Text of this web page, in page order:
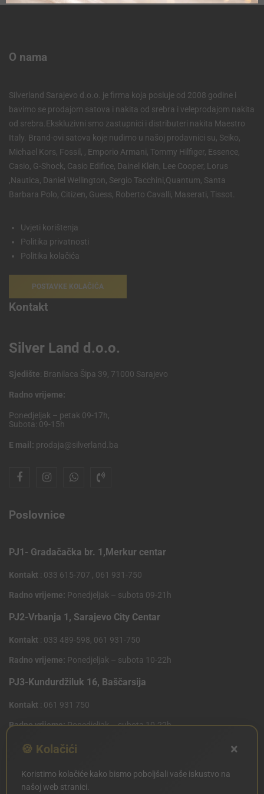
O nama
Silverland Sarajevo d.o.o. je firma koja posluje od 2008 godine i
bavimo se prodajom satova i nakita od srebra i veleprodajom nakita
od srebra.Ekskluzivni smo zastupnici i distributeri nakita Maestro
Italy. Brand-ovi satova koje nudimo u našoj prodavnici su, Seiko,
Michael Kors, Fossil, , Emporio Armani, Tommy Hilfiger, Essence,
Casio, G-Shock, Casio Edifice, Dainel Klein, Lee Cooper, Lorus
,Nautica, Daniel Wellington, Sergio Tacchini,Quantum, Santa
Barbara Polo, Citizen, Guess, Roberto Cavalli, Maserati, Tissot.
Uvjeti korištenja
Politika privatnosti
Politika kolačića
POSTAVKE KOLAČIĆA
Kontakt
Silver Land d.o.o.
Sjedište: Branilaca Šipa 39, 71000 Sarajevo
Radno vrijeme:
Ponedjeljak – petak 09-17h,
Subota: 09-15h
E mail: prodaja@silverland.ba
Poslovnice
PJ1- Gradačačka br. 1,Merkur centar
Kontakt : 033 615-707 , 061 931-750
Radno vrijeme: Ponedjeljak – subota 09-21h
PJ2-Vrbanja 1, Sarajevo City Centar
Kontakt : 033 489-598, 061 931-750
Radno vrijeme: Ponedjeljak – subota 10-22h
PJ3-Kundurdžiluk 16, Baščarsija
Kontakt : 061 931 750
Radno vrijeme:Ponedjeljak – subota 10-22h
PJ4 West Gate,Mostarsko raskrsce 10 (Penny Plus
Kontakt: 061 931 750
🍪 Kolačići ×
Koristimo kolačiće kako bismo poboljšali vaše iskustvo na
našoj web stranici.